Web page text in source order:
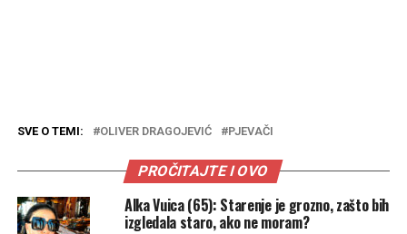
SVE O TEMI: OLIVER DRAGOJEVIĆ PJEVAČI
PROČITAJTE I OVO
Alka Vuica (65): Starenje je grozno, zašto bih
izgledala staro, ako ne moram?